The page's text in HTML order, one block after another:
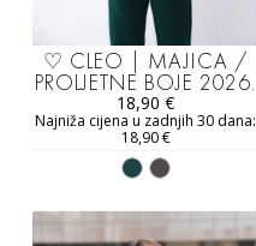
♡ CLEO | MAJICA /
PROLJETNE BOJE 2026.
18,90€
Najniža cijena u zadnjih 30 dana:
18,90€